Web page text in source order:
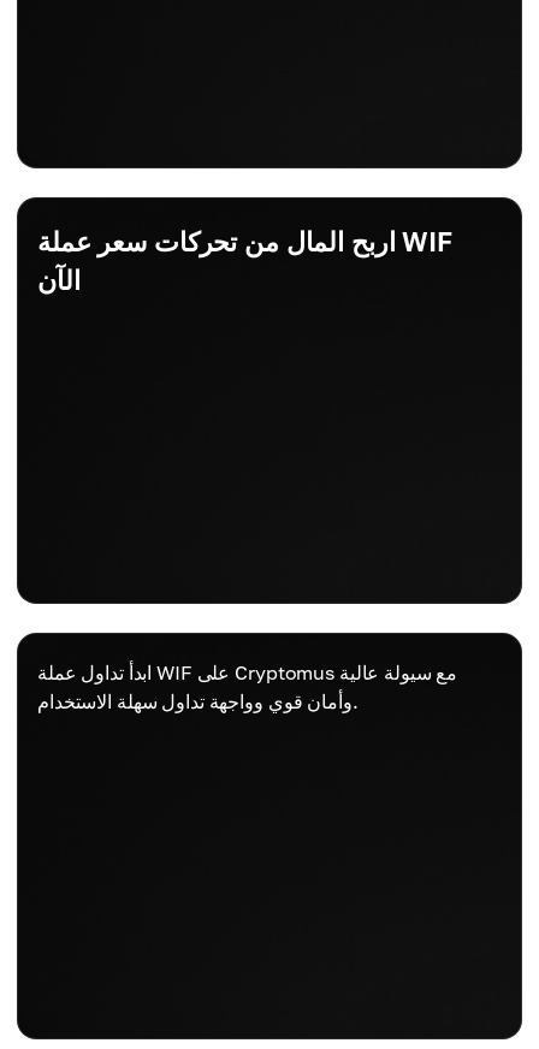
اربح المال من تحركات سعر عملة WIF
الآن
ابدأ تداول عملة WIF على Cryptomus مع سيولة عالية
وأمان قوي وواجهة تداول سهلة الاستخدام.